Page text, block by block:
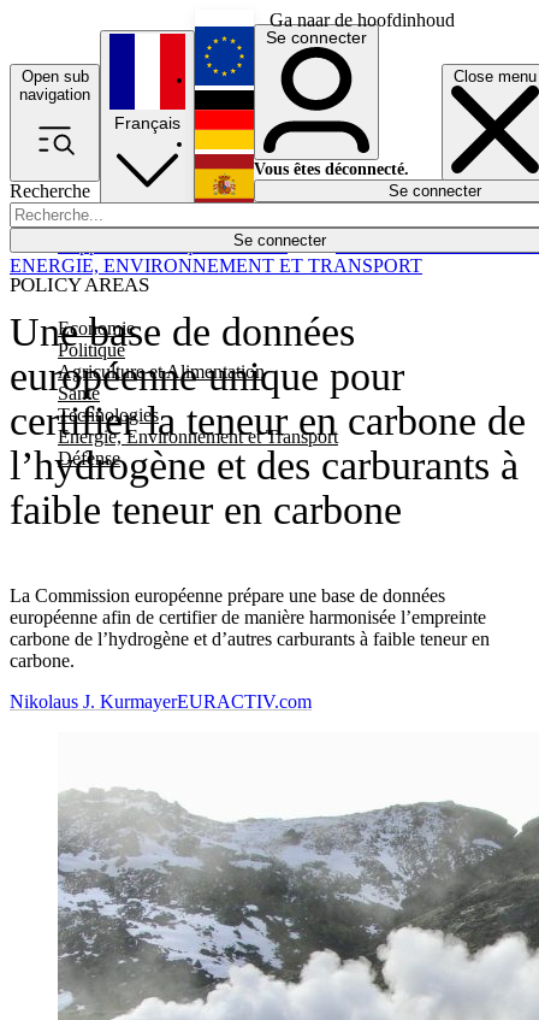
Ga naar de hoofdinhoud
Open sub
navigation
Close menu
Recherche
Se connecter
POLICY AREAS
Economie
Politique
Agriculture et Alimentation
Santé
Technologies
Energie, Environnement et Transport
Défense
Économie
Français
English
Deutsch
Español
Se connecter
Vous êtes déconnecté.
Se connecter
Une base de données
européenne unique pour
certifier la teneur en carbone de
l’hydrogène et des carburants à
faible teneur en carbone
La Commission européenne prépare une base de données
européenne afin de certifier de manière harmonisée l’empreinte
carbone de l’hydrogène et d’autres carburants à faible teneur en
carbone.
ENERGIE, ENVIRONNEMENT ET TRANSPORT
Nikolaus J. KurmayerEURACTIV.com